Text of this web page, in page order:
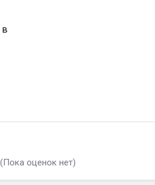
(Пока оценок нет)